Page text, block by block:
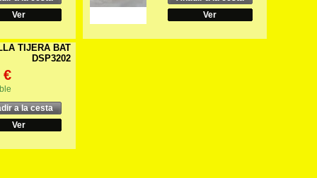
Ver
Ver
TIJERA BAT
DSP3202
€
a la cesta
Ver